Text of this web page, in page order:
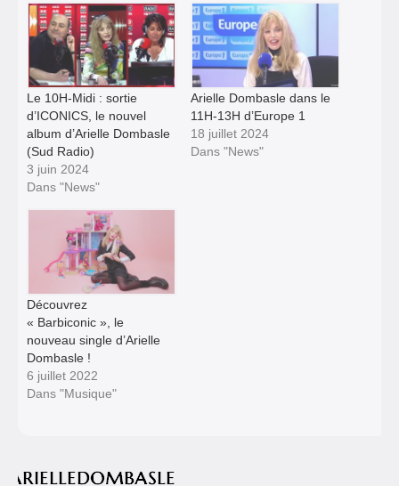
Le 10H-Midi : sortie
d’ICONICS, le nouvel
album d’Arielle Dombasle
(Sud Radio)
3 juin 2024
Dans "News"
Arielle Dombasle dans le
11H-13H d’Europe 1
18 juillet 2024
Dans "News"
Découvrez
« Barbiconic », le
nouveau single d’Arielle
Dombasle !
6 juillet 2022
Dans "Musique"